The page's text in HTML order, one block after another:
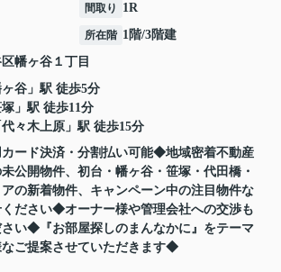
間取り 1R
所在階 1階/3階建
幡ヶ谷 １丁目
谷 」駅 徒歩5分
」駅 徒歩11分
代々木上原 」駅 徒歩15分
ード決済・分割払い可能◆地域密着不動産
公開物件、初台・幡ヶ谷・笹塚・代田橋・
の新着物件、キャンペーン中の注目物件な
ください◆オーナー様や管理会社への交渉も
さい◆『お部屋探しのまんなかに』をテーマ
なご提案させていただきます◆